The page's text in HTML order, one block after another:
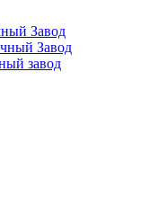
Завод
Завод
завод